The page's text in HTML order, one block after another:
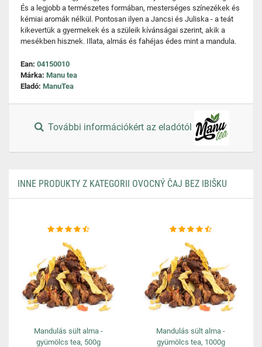
És a legjobb a természetes formában, mesterséges színezékek és
kémiai aromák nélkül. Pontosan ilyen a Jancsi és Juliska - a teát
kikevertük a gyermekek és a szüleik kívánságai szerint, akik a
mesékben hisznek. Illata, almás és fahéjas édes mint a mandula.
Ean: 04150010
Márka: Manu tea
Eladó: ManuTea
További információkért az eladótól
INNE PRODUKTY Z KATEGORII OVOCNÝ ČAJ BEZ IBIŠKU
Mandulás sült alma -
gyümölcs tea, 500g
Mandulás sült alma -
gyümölcs tea, 1000g